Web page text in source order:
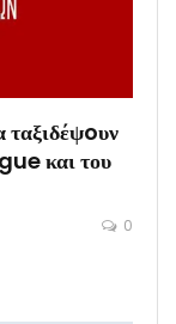
ταξιδέψoυν
και του
0